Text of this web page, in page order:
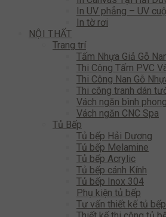
In UV phẳng – UV
In tờ rơi
NỘI THẤT
Trang trí
Tấm Nhựa Giả Gỗ
Thi Công Tấm PVC
Thi Công Nan Gỗ
Thi công tranh dán
Vách ngăn bình
Vách ngăn CNC Spa
Tủ Bếp
Tủ bếp Hải Dương
Tủ bếp Melamine
Tủ bếp Acrylic
Tủ bếp cánh Kính
Tủ bếp Inox 304
Phụ kiện tủ bếp
Tư vấn thiết kế tủ